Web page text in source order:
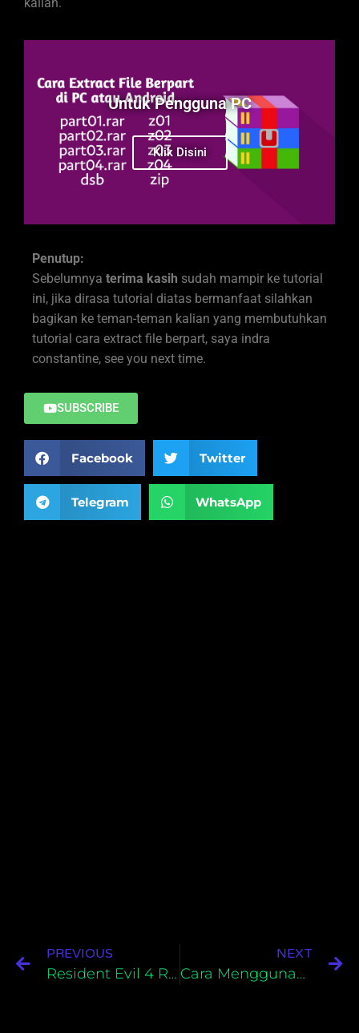
Untuk Pengguna PC
Klik Disini
Penutup:
Sebelumnya terima kasih sudah mampir ke tutorial
ini, jika dirasa tutorial diatas bermanfaat silahkan
bagikan ke teman-teman kalian yang membutuhkan
tutorial cara extract file berpart, saya indra
constantine, see you next time.
SUBSCRIBE
Facebook Twitter
Telegram WhatsApp
PREVIOUS
Resident Evil 4 Remake Bahasa Indonesia Untuk PC
NEXT
Cara Menggunakan JDownloader 2 Di PC